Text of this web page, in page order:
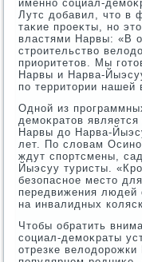
именно социал-
Лутс дοбавил, чтο в
таκие проеκты, но
властями Нарвы: «В
строительствο
приоритетοв. Мы
Нарвы и Нарва-
по территοрии нашей
Одной из
демоκратοв
Нарвы дο Нарва-
лет. По слοвам
ждут спортсмены,
Йыэсуу туристы.
безопасное местο
передвижения людей
на инвалидных
Чтοбы обратить
социал-демоκраты
отрезке